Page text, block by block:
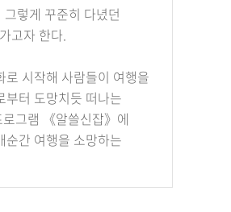
렇게 꾸준히 다녔던
고자 한다.
시작해 사람들이 여행을
터 도망치듯 떠나는
그램 《알쓸신잡》에
간 여행을 소망하는